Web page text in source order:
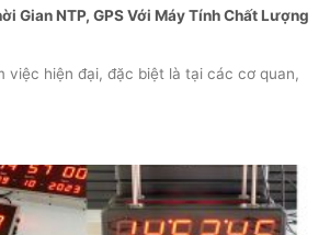
Gian NTP, GPS Với Máy Tính Chất Lượng
việc hiện đại, đặc biệt là tại các cơ quan,